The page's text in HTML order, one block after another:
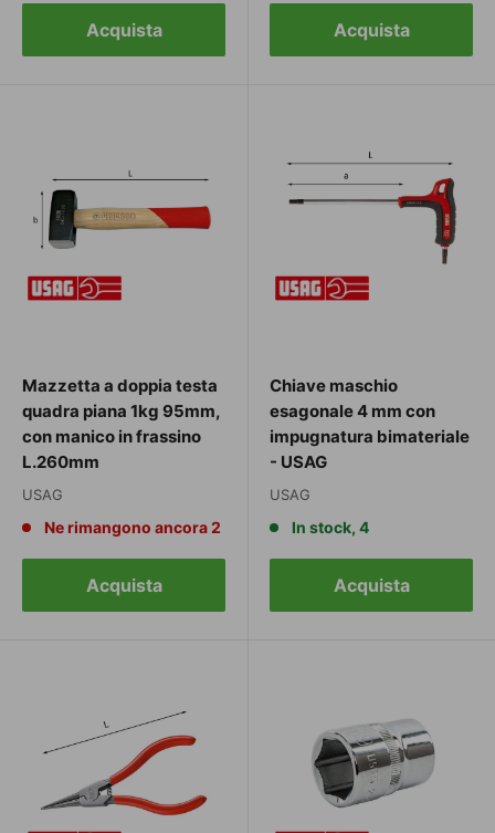
Acquista Acquista
Mazzetta a doppia testa
quadra piana 1kg 95mm,
con manico in frassino
L.260mm
USAG
Ne rimangono ancora 2
Acquista
Chiave maschio
esagonale 4 mm con
impugnatura bimateriale
- USAG
USAG
In stock, 4
Acquista